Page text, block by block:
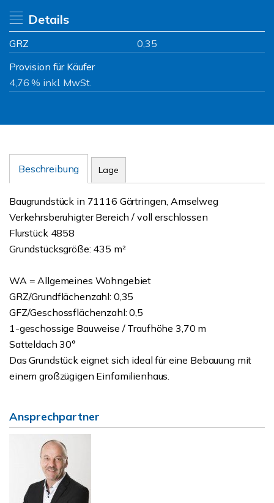
Details
GRZ
0,35
Provision für Käufer
4,76 % inkl. MwSt.
Beschreibung Lage
Baugrundstück in 71116 Gärtringen, Amselweg
Verkehrsberuhigter Bereich / voll erschlossen
Flurstück 4858
Grundstücksgröße: 435 m²
WA = Allgemeines Wohngebiet
GRZ/Grundflächenzahl: 0,35
GFZ/Geschossflächenzahl: 0,5
1-geschossige Bauweise / Traufhöhe 3,70 m
Satteldach 30°
Das Grundstück eignet sich ideal für eine Bebauung mit
einem großzügigen Einfamilienhaus.
Ansprechpartner